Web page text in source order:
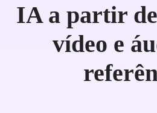
IA a partir
vídeo e